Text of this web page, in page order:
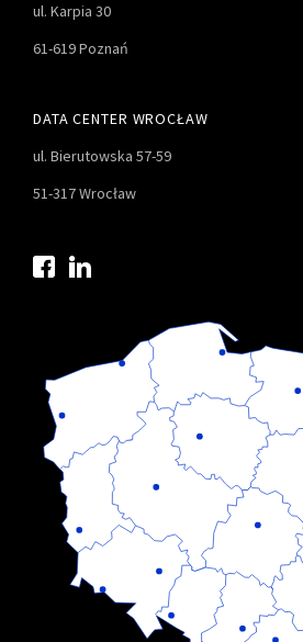
ul. Karpia 30
61-619 Poznań
DATA CENTER WROCŁAW
ul. Bierutowska 57-59
51-317 Wrocław